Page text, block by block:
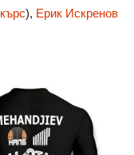
), Ерик Искренов